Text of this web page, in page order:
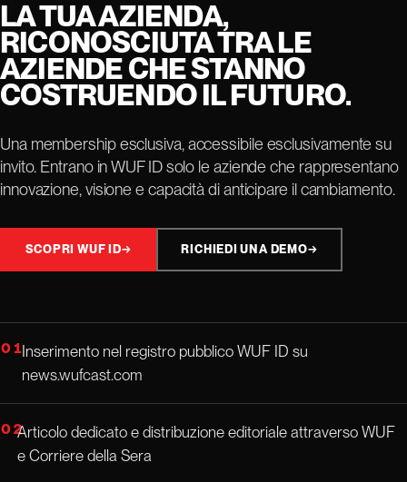
LA TUA AZIENDA,
RICONOSCIUTA TRA LE
AZIENDE CHE STANNO
COSTRUENDO IL FUTURO.
Una membership esclusiva, accessibile esclusivamente su
invito. Entrano in WUF ID solo le aziende che rappresentano
innovazione, visione e capacità di anticipare il cambiamento.
SCOPRI WUF ID→ RICHIEDI UNA DEMO→
01Inserimento nel registro pubblico WUF ID su
news.wufcast.com
02Articolo dedicato e distribuzione editoriale attraverso WUF
e Corriere della Sera